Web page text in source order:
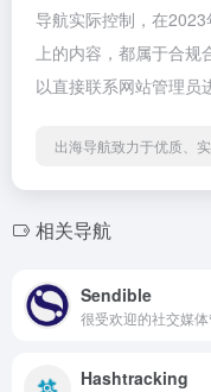
导航实际控制，在
上的内容，都属于合规
以直接联系网站管理员
出海导航致力于优质、
相关导航
Sendible
Hashtracking